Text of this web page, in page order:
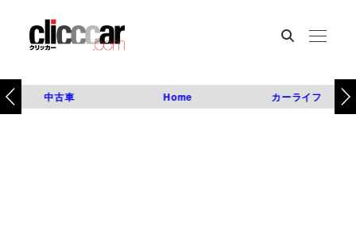
中古車 Home カーライフ